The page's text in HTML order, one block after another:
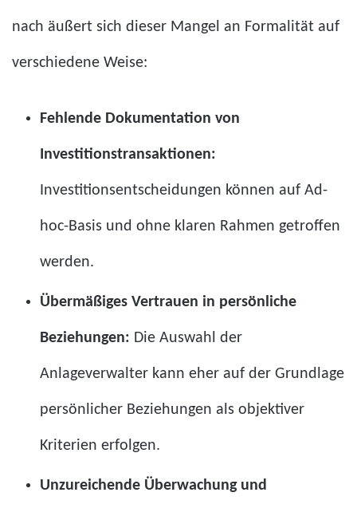
nach äußert sich dieser Mangel an Formalität auf
verschiedene Weise:
Fehlende Dokumentation von
Investitionstransaktionen:
Investitionsentscheidungen können auf Ad-
hoc-Basis und ohne klaren Rahmen getroffen
werden.
Übermäßiges Vertrauen in persönliche
Beziehungen: Die Auswahl der
Anlageverwalter kann eher auf der Grundlage
persönlicher Beziehungen als objektiver
Kriterien erfolgen.
Unzureichende Überwachung und